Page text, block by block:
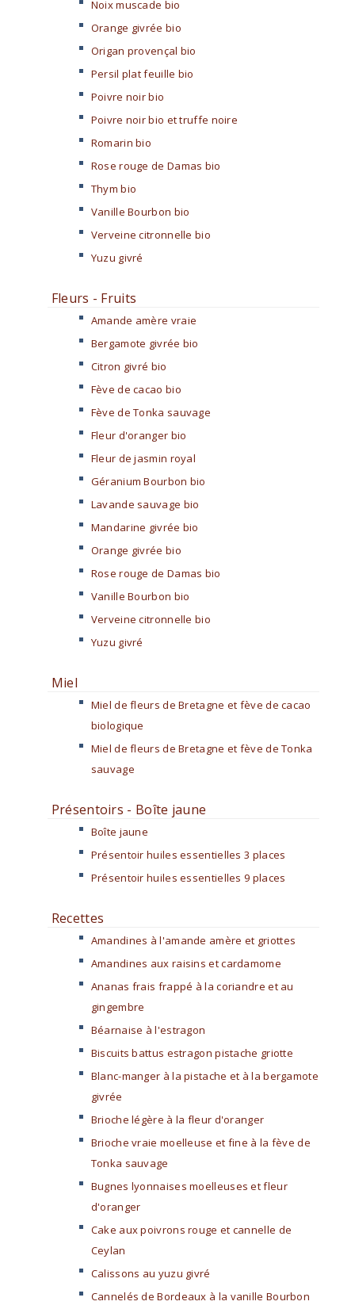
Noix muscade bio
Orange givrée bio
Origan provençal bio
Persil plat feuille bio
Poivre noir bio
Poivre noir bio et truffe noire
Romarin bio
Rose rouge de Damas bio
Thym bio
Vanille Bourbon bio
Verveine citronnelle bio
Yuzu givré
Fleurs - Fruits
Amande amère vraie
Bergamote givrée bio
Citron givré bio
Fève de cacao bio
Fève de Tonka sauvage
Fleur d'oranger bio
Fleur de jasmin royal
Géranium Bourbon bio
Lavande sauvage bio
Mandarine givrée bio
Orange givrée bio
Rose rouge de Damas bio
Vanille Bourbon bio
Verveine citronnelle bio
Yuzu givré
Miel
Miel de fleurs de Bretagne et fève de cacao
biologique
Miel de fleurs de Bretagne et fève de Tonka
sauvage
Présentoirs - Boîte jaune
Boîte jaune
Présentoir huiles essentielles 3 places
Présentoir huiles essentielles 9 places
Recettes
Amandines à l'amande amère et griottes
Amandines aux raisins et cardamome
Ananas frais frappé à la coriandre et au
gingembre
Béarnaise à l'estragon
Biscuits battus estragon pistache griotte
Blanc-manger à la pistache et à la bergamote
givrée
Brioche légère à la fleur d'oranger
Brioche vraie moelleuse et fine à la fève de
Tonka sauvage
Bugnes lyonnaises moelleuses et fleur
d'oranger
Cake aux poivrons rouge et cannelle de
Ceylan
Calissons au yuzu givré
Cannelés de Bordeaux à la vanille Bourbon